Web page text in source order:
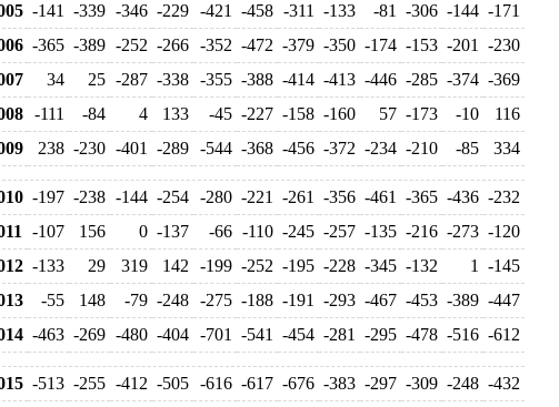
-141 -339 -346 -229 -421 -458 -311 -133 -81 -306 -144 -171
-365 -389 -252 -266 -352 -472 -379 -350 -174 -153 -201
-230
34 25 -287 -338 -355 -388 -414 -413 -446 -285 -374 -369
-111 -84 4 133 -45 -227 -158 -160 57 -173 -10
116
238 -230 -401 -289 -544 -368 -456 -372 -234 -210 -85 334
-197 -238 -144 -254 -280 -221 -261 -356 -461 -365 -436 -232
-107 156 0 -137 -66 -110 -245 -257 -135 -216 -273 -120
-133 29 319 142 -199 -252 -195 -228 -345 -132 1
-145
-55 148 -79 -248 -275 -188 -191 -293 -467 -453 -389 -447
-463 -269 -480 -404 -701 -541 -454 -281 -295 -478 -516 -612
-513 -255 -412 -505 -616 -617 -676 -383 -297 -309 -248 -432